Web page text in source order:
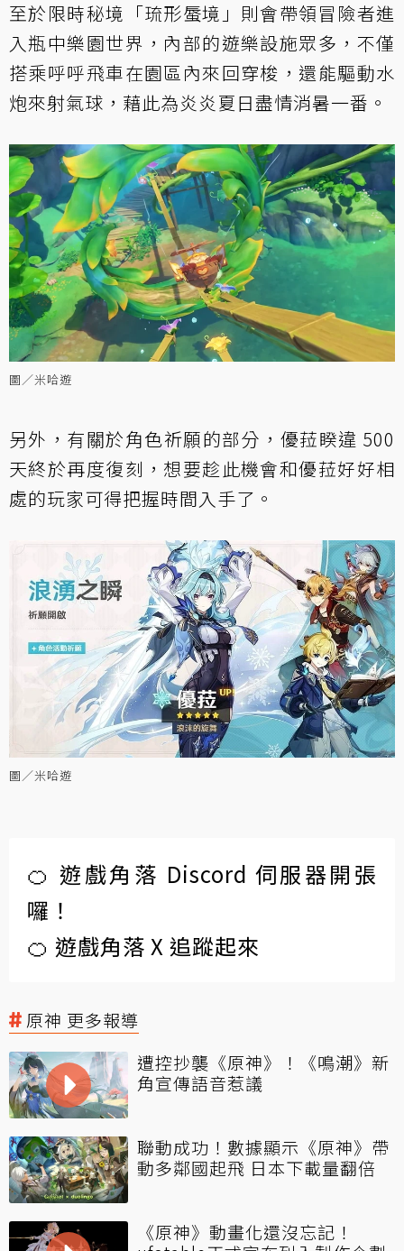
至於限時秘境「琉形蜃境」則會帶領冒險者進
入瓶中樂園世界，內部的遊樂設施眾多，不僅
搭乘呼呼飛車在園區內來回穿梭，還能驅動水
炮來射氣球，藉此為炎炎夏日盡情消暑一番。
圖／米哈遊
另外，有關於角色祈願的部分，優菈睽違 500
天終於再度復刻，想要趁此機會和優菈好好相
處的玩家可得把握時間入手了。
圖／米哈遊
🍊 遊戲角落 Discord 伺服器開張
囉！
🍊 遊戲角落 X 追蹤起來
原神 更多報導
遭控抄襲《原神》！《鳴潮》新
角宣傳語音惹議
聯動成功！數據顯示《原神》帶
動多鄰國起飛 日本下載量翻倍
《原神》動畫化還沒忘記！